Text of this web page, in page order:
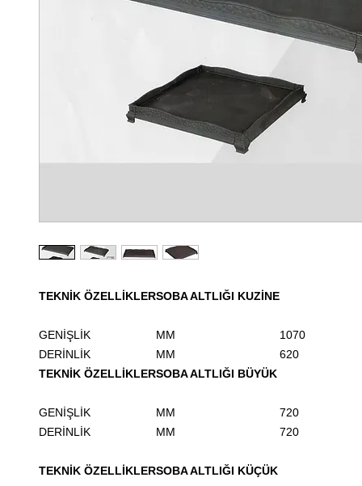
TEKNİK ÖZELLİKLERSOBA ALTLIĞI KUZİNE
GENİŞLİK MM
1070
DERİNLİK
MM
620
TEKNİK ÖZELLİKLERSOBA ALTLIĞI BÜYÜK
GENİŞLİK MM
720
DERİNLİK
MM 720
TEKNİK ÖZELLİKLERSOBA ALTLIĞI KÜÇÜK